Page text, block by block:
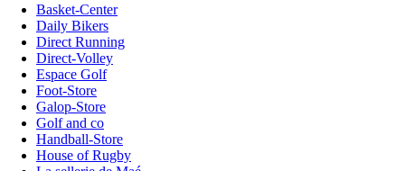
Basket-Center
Daily Bikers
Direct Running
Direct-Volley
Espace Golf
Foot-Store
Galop-Store
Golf and co
Handball-Store
House of Rugby